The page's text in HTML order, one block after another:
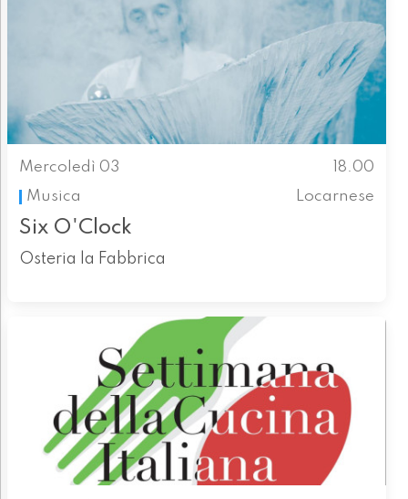
Mercoledì 03
18.00
Musica
Locarnese
Six O'Clock
Osteria la Fabbrica